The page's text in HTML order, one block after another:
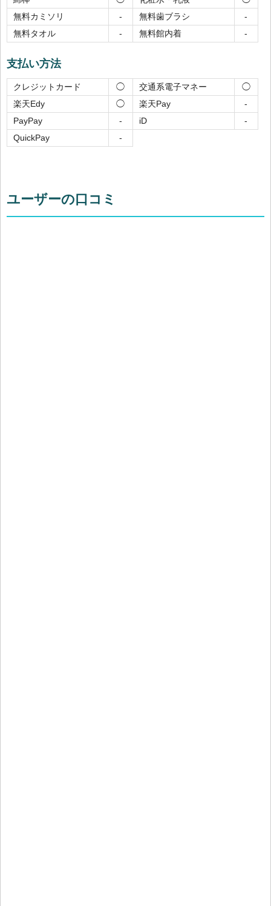
無料カミソリ
- 無料歯ブラシ
-
無料タオル
- 無料館内着 -
支払い方法
クレジットカード ◯ 交通系電子マネー
◯
楽天Edy
◯ 楽天Pay
-
PayPay
- iD
-
QuickPay
-
ユーザーの口コミ